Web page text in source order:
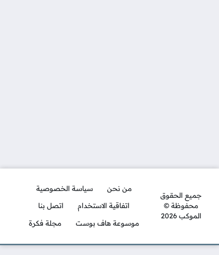
جميع الحقوق
محفوظة ©
الموكب 2026
من نحن
سياسة الخصوصية
اتفاقية الاستخدام
اتصل بنا
موسوعة هاف بوست
مجلة فكرة